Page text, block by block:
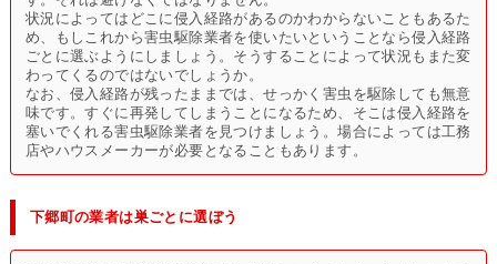
状況によってはどこに侵入経路があるのかわからないこともあるた
め、もしこれから害虫駆除業者を使いたいということなら侵入経路
ごとに選ぶようにしましょう。そうすることによって状況もまた変
わってくるのではないでしょうか。
なお、侵入経路が残ったままでは、せっかく害虫を駆除しても無意
味です。すぐに再発してしまうことになるため、そこは侵入経路を
塞いでくれる害虫駆除業者を見つけましょう。場合によっては工務
店やハウスメーカーが必要となることもあります。
下郷町の業者は巣ごとに選ぼう